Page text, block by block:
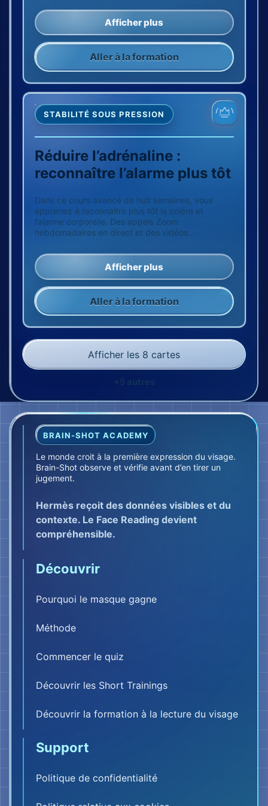
projections. Davantage d’indices vérifiables.
Aucune manipulation.Afficher plus
Aller à la formation
STABILITÉ SOUS PRESSION
Réduire l’adrénaline :
reconnaître l’alarme plus tôt
Dans ce cours avancé de huit semaines, vous
apprenez à reconnaître plus tôt la colère et
l’alarme corporelle. Des appels Zoom
hebdomadaires en direct et des vidéos
calmement sans réprimer les émotions.
Afficher plus
Aller à la formation
Afficher les 8 cartes
BRAIN-SHOT ACADEMY
Le monde croit à la première expression du visage.
Brain-Shot observe et vérifie avant d’en tirer un
jugement.
Hermès reçoit des données visibles et du
contexte. Le Face Reading devient
compréhensible.
Découvrir
Pourquoi le masque gagne
Méthode
Commencer le quiz
Découvrir les Short Trainings
Découvrir la formation à la lecture du visage
Support
Politique de confidentialité